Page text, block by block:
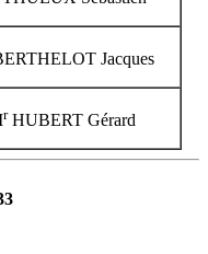
Jacques
rHUBERT Gérard